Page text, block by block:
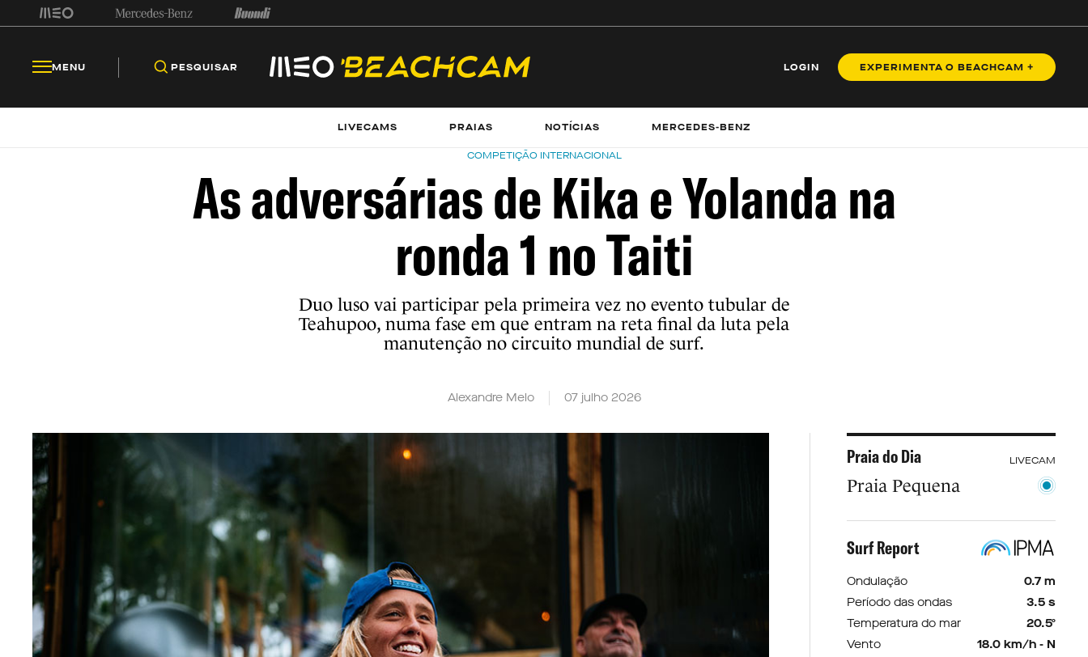
MENU PESQUISAR LOGIN EXPERIMENTA O BEACHCAM +
LIVECAMS PRAIAS NOTÍCIAS MERCEDES-BENZ
COMPETIÇÃO INTERNACIONAL
As adversárias de Kika e Yolanda na
ronda 1 no Taiti
Duo luso vai participar pela primeira vez no evento tubular de
Teahupoo, numa fase em que entram na reta final da luta pela
manutenção no circuito mundial de surf.
Alexandre Melo 07 julho 2026
Praia do Dia LIVECAM
Praia Pequena
Surf Report
Ondulação
0.7 m
Período das ondas
3.5 s
Temperatura do mar
20.5º
Vento
18.0 km/h - N